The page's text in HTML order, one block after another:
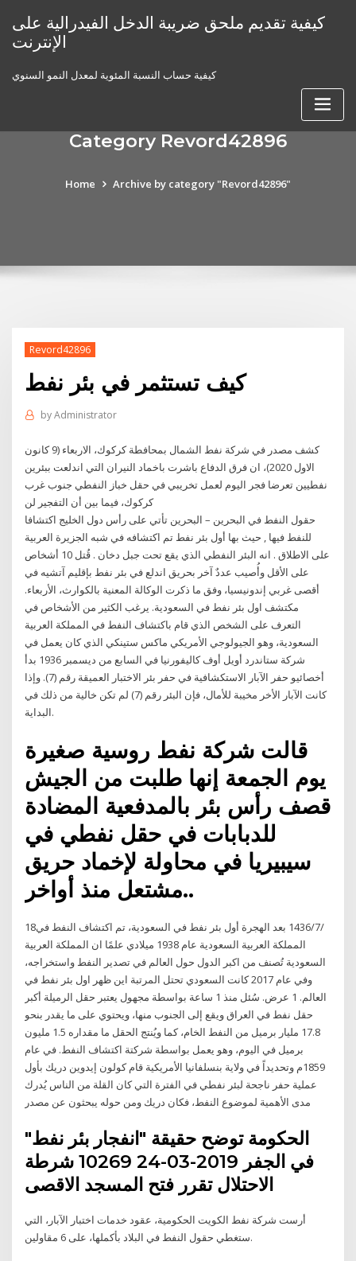
content
كيفية تقديم ملحق ضريبة الدخل الفيدرالية على
الإنترنت
كيفية حساب النسبة المئوية لمعدل النمو السنوي
Category Revord42896
Home Archive by category "Revord42896"
Revord42896
كيف تستثمر في بئر نفط
byAdministrator
كشف مصدر في شركة نفط الشمال بمحافطة كركوك، الاربعاء (9 كانون
الاول 2020)، ان فرق الدفاع باشرت باخماد النيران التي اندلعت ببئرين
نفطيين تعرضا فجر اليوم لعمل تخريبي في حقل خباز النفطي جنوب غرب
كركوك، فيما بين أن التفجير لن
حقول النفط في البحرين – البحرين تأتي على رأس دول الخليج اكتشافا
للنفط فيها , حيث بها أول بئر نفط تم اكتشافه في شبه الجزيرة العربية
على الاطلاق . انه البئر النفطي الذي يقع تحت جبل دخان . قُتل 10 أشخاص
على الأقل وأُصيب عددٌ آخر بحريق اندلع في بئر نفط بإقليم آتشيه في
أقصى غربي إندونيسيا، وفق ما ذكرت الوكالة المعنية بالكوارث، الأربعاء.
مكتشف اول بئر نفط في السعودية. يرغب الكثير من الأشخاص في
التعرف على الشخص الذي قام باكتشاف النفط في المملكة العربية
السعودية، وهو الجيولوجي الأمريكي ماكس ستينكي الذي كان يعمل في
شركة ستاندرد أويل أوف كاليفورنيا في السابع من ديسمبر 1936 بدأ
أخصائيو حفر الآبار الاستكشافية في حفر بئر الاختبار العميقة رقم (7). وإذا
كانت الآبار الأخر مخيبة للأمال، فإن البئر رقم (7) لم تكن خالية من ذلك في
البداية.
قالت شركة نفط روسية صغيرة
يوم الجمعة إنها طلبت من الجيش
قصف رأس بئر بالمدفعية المضادة
للدبابات في حقل نفطي في
سيبيريا في محاولة لإخماد حريق
مشتعل منذ أواخر..
18‏‏/7‏‏/1436 بعد الهجرة أول بئر نفط في السعودية، تم اكتشاف النفط في
المملكة العربية السعودية عام 1938 ميلادي علمًا ان المملكة العربية
السعودية تُصنف من اكبر الدول حول العالم في تصدير النفط واستخراجه،
وفي عام 2017 كانت السعودي تحتل المرتبة اين ظهر اول بئر نفط في
العالم. 1 عرض. سُئل منذ 1 ساعة بواسطة مجهول يعتبر حقل الرميلة أكبر
حقل نفط في العراق ويقع إلى الجنوب منها، ويحتوي على ما يقدر بنحو
17.8 مليار برميل من النفط الخام، كما ويُنتج الحقل ما مقداره 1.5 مليون
برميل في اليوم، وهو يعمل بواسطة شركتة اكتشاف النفط. في عام
1859م وتحديداً في ولاية بنسلفانيا الأمريكية قام كولون إيدوين دريك بأول
عملية حفر ناجحة لبئر نفطي في الفترة التي كان القلة من الناس يُدرك
مدى الأهمية لموضوع النفط، فكان دريك ومن حوله يبحثون عن مصدر
الحكومة توضح حقيقة "انفجار بئر نفط"
في الجفر 2019-03-24 10269 شرطة
الاحتلال تقرر فتح المسجد الاقصى
أرست شركة نفط الكويت الحكومية، عقود خدمات اختبار الآبار، التي
ستغطي حقول النفط في البلاد بأكملها، على 6 مقاولين.